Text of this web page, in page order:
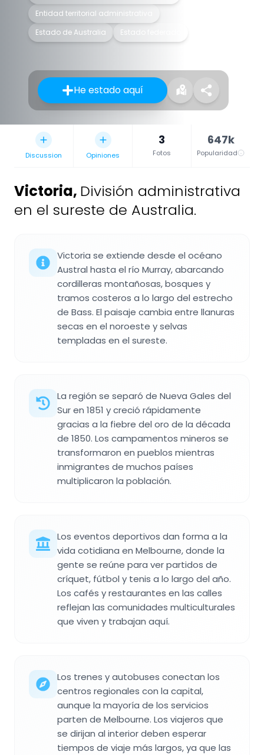
Entidad territorial administrativa
Estado de Australia
Estado federado
He estado aquí
Discussion Opiniones
3
Fotos
647k
Popularidad
Victoria, División administrativa
en el sureste de Australia.
Victoria se extiende desde el océano
Austral hasta el río Murray, abarcando
cordilleras montañosas, bosques y
tramos costeros a lo largo del estrecho
de Bass. El paisaje cambia entre llanuras
secas en el noroeste y selvas
templadas en el sureste.
La región se separó de Nueva Gales del
Sur en 1851 y creció rápidamente
gracias a la fiebre del oro de la década
de 1850. Los campamentos mineros se
transformaron en pueblos mientras
inmigrantes de muchos países
multiplicaron la población.
Los eventos deportivos dan forma a la
vida cotidiana en Melbourne, donde la
gente se reúne para ver partidos de
críquet, fútbol y tenis a lo largo del año.
Los cafés y restaurantes en las calles
reflejan las comunidades multiculturales
que viven y trabajan aquí.
Los trenes y autobuses conectan los
centros regionales con la capital,
aunque la mayoría de los servicios
parten de Melbourne. Los viajeros que
se dirijan al interior deben esperar
tiempos de viaje más largos, ya que las